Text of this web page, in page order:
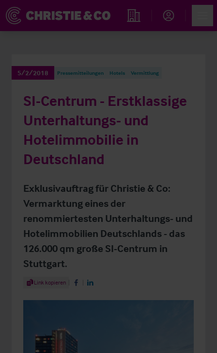
Immobiliensuche
5/2/2018 Pressemitteilungen Hotels Vermittlung
SI-Centrum - Erstklassige
Unterhaltungs- und
Hotelimmobilie in
Deutschland
Exklusivauftrag für Christie & Co:
Vermarktung eines der
renommiertesten Unterhaltungs- und
Hotelimmobilien Deutschlands - das
126.000 qm große SI-Centrum in
Stuttgart.
Share Article
Link kopieren Share on Facebook
Share on LinkedIn